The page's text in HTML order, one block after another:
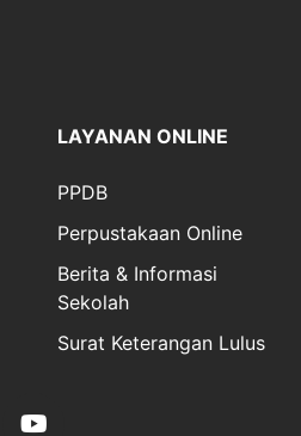
LAYANAN ONLINE
PPDB
Perpustakaan Online
Berita & Informasi
Sekolah
Surat Keterangan Lulus